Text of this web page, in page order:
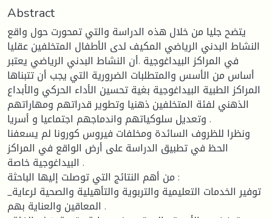
Abstract
يتضح جليا من خلال هذه الدراسة والتي تمحورت حول واقع
النشاط البدني الرياضي المكيف لدى الأطفال المتخلفين عقليا
في المراكز البيداغوجية .أن النشاط البدني الرياضي يعتبر
أساس من الأسس والمتطلبات الضرورية التي يجب أن تتبناها
المراكز الطبية البيداغوجية بغية تحسين الأداء الحركي والأبداع
الذهني لفئة المتخلفين ذهنيا وتطوير قدراتهم ومهاراتهم
وتعديل سلوكياتهم واندماجهم اجتماعيا و أسريا .
ونظرا للظروف السائدة ومخلفات فيروس كورونا لم يسعفنا
الحظ في تطبيق الدراسة على أرض الواقع في المراكز
البيداغوجية خاصة .
من أهم النتائج التي توصلت إليها الباحثة :
_توفير الخدمات التعليمية والتربوية والتأهيلية والصحية لرعاية
المعاقين والعناية بهم .